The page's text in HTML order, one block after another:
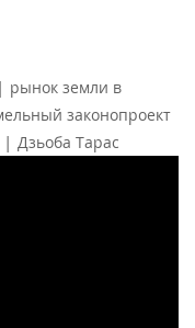
| рынок земли в
законопроект
| Дзьоба Тарас